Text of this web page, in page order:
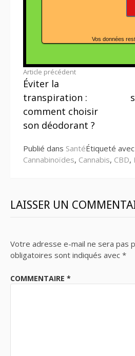
Vos données
Lire
la
suite
Article précédent
Éviter la
transpiration :
comment choisir
son déodorant ?
Publié dans SantéÉtiqueté avec
Cannabinoïdes, Cannabis, CBD,
LAISSER UN
Votre adresse e-mail ne sera pas
obligatoires sont indiqués avec *
COMMENTAIRE *